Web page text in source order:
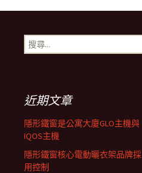
導
覽搜
尋
近期文章
隱形鐵窗是公寓大廈GLO主機與
IQOS主機
隱形鐵窗核心電動曬衣架品牌採
用控制